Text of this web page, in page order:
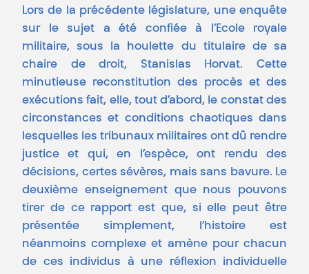
Lors de la précédente législature, une enquête
sur le sujet a été confiée à l’Ecole royale
militaire, sous la houlette du titulaire de sa
chaire de droit, Stanislas Horvat. Cette
minutieuse reconstitution des procès et des
exécutions fait, elle, tout d’abord, le constat des
circonstances et conditions chaotiques dans
lesquelles les tribunaux militaires ont dû rendre
justice et qui, en l’espèce, ont rendu des
décisions, certes sévères, mais sans bavure. Le
deuxième enseignement que nous pouvons
tirer de ce rapport est que, si elle peut être
présentée simplement, l’histoire est
néanmoins complexe et amène pour chacun
de ces individus à une réflexion individuelle